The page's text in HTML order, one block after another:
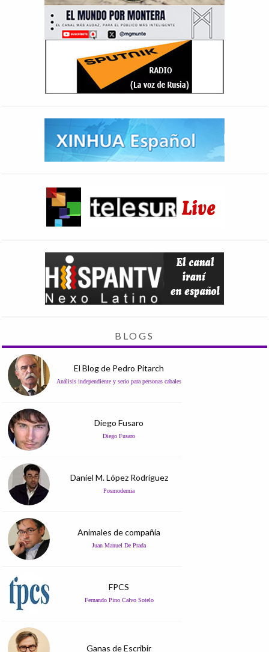
BLOGS
El Blog de Pedro Pitarch
Análisis independiente y serio para personas cabales
Diego Fusaro
Diego Fusaro
Daniel M. López Rodríguez
Posmodernia
Animales de compañía
Juan Manuel De Prada
FPCS
Fernando Pino Calvo Sotelo
Ganas de Escribir